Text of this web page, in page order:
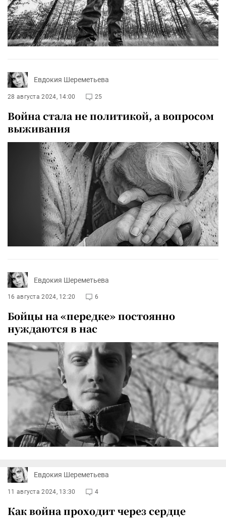
Евдокия Шереметьева
28 августа 2024, 14:00 25
Война стала не политикой, а вопросом
выживания
Евдокия Шереметьева
16 августа 2024, 12:20 6
Бойцы на «передке» постоянно
нуждаются в нас
Евдокия Шереметьева
11 августа 2024, 13:30 4
Как война проходит через сердце